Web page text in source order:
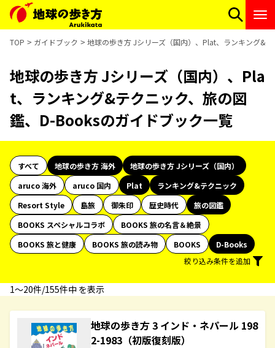
TOP ガイドブック 地球の歩き方 Jシリーズ（国内）、Plat、ランキング&
地球の歩き方 Jシリーズ（国内）、Pla
t、ランキング&テクニック、旅の図
鑑、D-Booksのガイドブック一覧
すべて 地球の歩き方 海外
地球の歩き方 Jシリーズ（国内）
aruco 海外
aruco 国内 Plat
ランキング&テクニック
Resort Style
島旅 御朱印 歴史時代
旅の図鑑
BOOKS スペシャルコラボ
BOOKS 旅の名言＆絶景
BOOKS 旅と健康
BOOKS 旅の読み物 BOOKS
D-Books
絞り込み条件を追加
1〜20件/155件中 を表示
地球の歩き方 3 インド・ネパール 198
2-1983（初版復刻版）